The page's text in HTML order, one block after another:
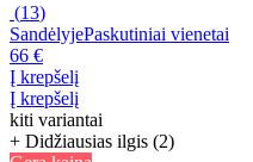
(13)
SandėlyjePaskutiniai vienetai
66 €
Į krepšelį
Į krepšelį
kiti variantai
+ Didžiausias ilgis (2)